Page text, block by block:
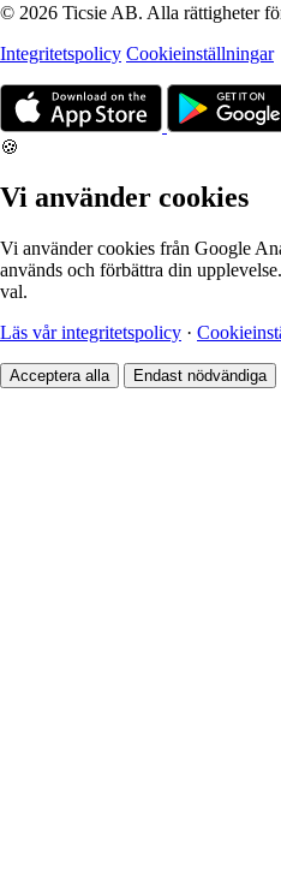
© 2026 Ticsie AB. Alla rättigheter
Integritetspolicy Cookieinställningar
🍪
Vi använder cookies
Vi använder cookies från Google
används och förbättra din
val.
Läs vår integritetspolicy ·
Acceptera alla Endast nödvändiga